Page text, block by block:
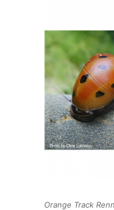
Orange Track